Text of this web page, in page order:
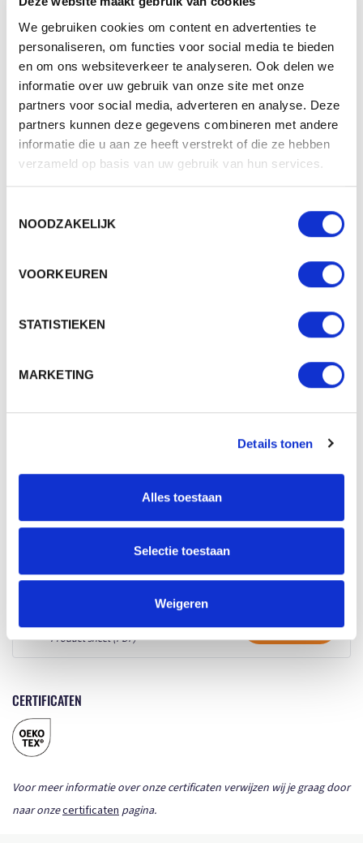
We gebruiken cookies om content en advertenties te
personaliseren, om functies voor social media te bieden
en om ons websiteverkeer te analyseren. Ook delen we
informatie over uw gebruik van onze site met onze
partners voor social media, adverteren en analyse. Deze
partners kunnen deze gegevens combineren met andere
informatie die u aan ze heeft verstrekt of die ze hebben
verzameld op basis van uw gebruik van hun services.
NOODZAKELIJK
VOORKEUREN
STATISTIEKEN
MARKETING
Details tonen
Alles toestaan
Selectie toestaan
Weigeren
Gewicht
120 gr
Materiaal
recycled PES felt
Aantal in binnenverpaking
1
Artikelen in omdoos
100
Land van herkomst
China
Mogelijke bewerkingen
Transferdruk, Label,
BESCHIKBARE KLEUREN
PRODUCT SHEETS
Origineel (PDF) Download
Download
HALFAR\LIJNTEKENINGEN\1809997 -
VISUALISATION - TRANSFER
HALFAR\LIJNTEKENINGEN\1809997 -
VISUALISATION - EMBROIDERY
Product sheet (PDF)
Download
CERTIFICATEN
Voor meer informatie over onze certificaten verwijzen wij je graag door
naar onzecertificatenpagina.